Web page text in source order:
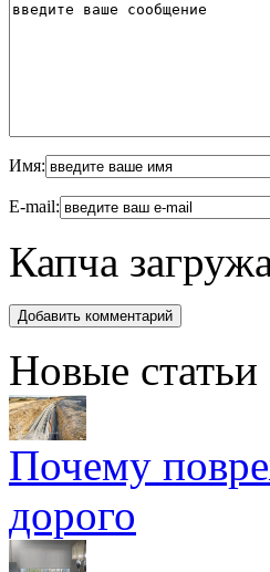
Имя:
E-mail:
Капча
Новые статьи
Почему
дорого